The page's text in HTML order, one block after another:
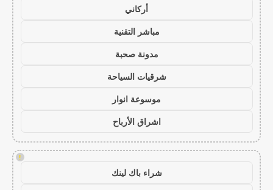
أركاني
مباشر التقنية
مدونة صحبة
شرقيات السياحة
موسوعة انوار
اشراق الأرباح
!
شراء باك لينك